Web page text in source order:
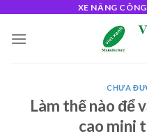
content
XE NÂNG
CHƯA
Làm thế nào để
cao mini